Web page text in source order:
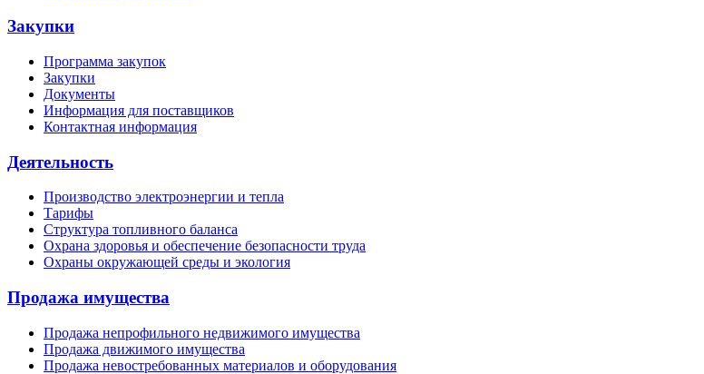
Закупки
Программа закупок
Закупки
Документы
Информация для поставщиков
Контактная информация
Деятельность
Производство электроэнергии и тепла
Тарифы
Структура топливного баланса
Охрана здоровья и обеспечение безопасности труда
Охраны окружающей среды и экология
Продажа имущества
Продажа непрофильного недвижимого имущества
Продажа движимого имущества
Продажа невостребованных материалов и оборудования